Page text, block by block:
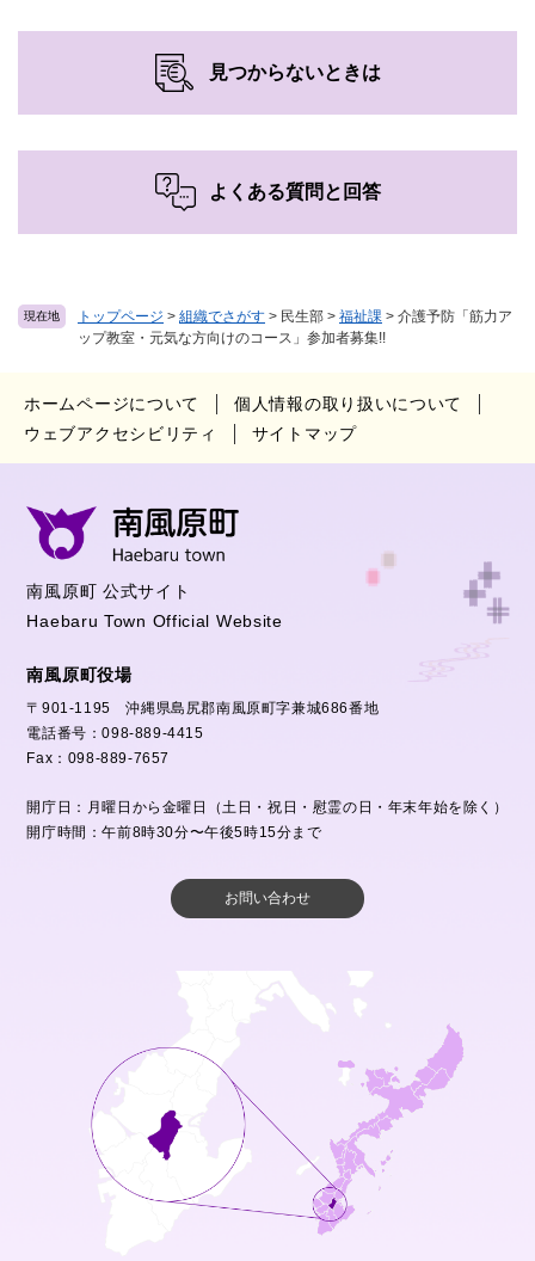
現在地 トップページ > 組織でさがす > 民生部 > 福祉課 > 介護予防「筋力ア
ップ教室・元気な方向けのコース」参加者募集!!
見つからないときは
よくある質問と回答
ホームページについて
個人情報の取り扱いについて
ウェブアクセシビリティ
サイトマップ
南風原町 公式サイト
Haebaru Town Official Website
南風原町役場
〒901-1195 沖縄県島尻郡南風原町字兼城686番地
電話番号：098-889-4415
Fax：098-889-7657
開庁日：月曜日から金曜日（土日・祝日・慰霊の日・年末年始を除く）
開庁時間：午前8時30分〜午後5時15分まで
お問い合わせ